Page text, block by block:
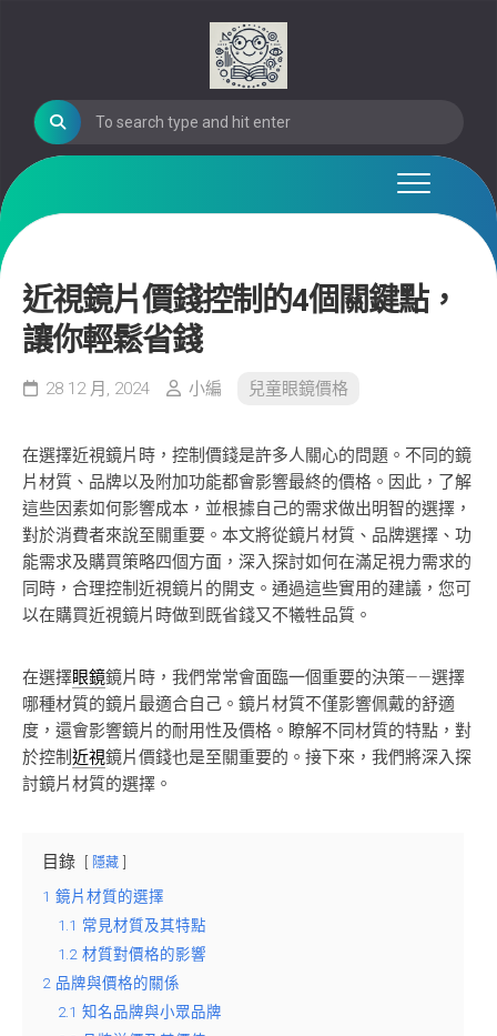
近視鏡片價錢控制的4個關鍵點，
讓你輕鬆省錢
28 12 月, 2024 小編 兒童眼鏡價格
在選擇近視鏡片時，控制價錢是許多人關心的問題。不同的鏡
片材質、品牌以及附加功能都會影響最終的價格。因此，了解
這些因素如何影響成本，並根據自己的需求做出明智的選擇，
對於消費者來說至關重要。本文將從鏡片材質、品牌選擇、功
能需求及購買策略四個方面，深入探討如何在滿足視力需求的
同時，合理控制近視鏡片的開支。通過這些實用的建議，您可
以在購買近視鏡片時做到既省錢又不犧牲品質。
在選擇眼鏡鏡片時，我們常常會面臨一個重要的決策——選擇
哪種材質的鏡片最適合自己。鏡片材質不僅影響佩戴的舒適
度，還會影響鏡片的耐用性及價格。瞭解不同材質的特點，對
於控制近視鏡片價錢也是至關重要的。接下來，我們將深入探
討鏡片材質的選擇。
目錄 隱藏
1 鏡片材質的選擇
1.1 常見材質及其特點
1.2 材質對價格的影響
2 品牌與價格的關係
2.1 知名品牌與小眾品牌